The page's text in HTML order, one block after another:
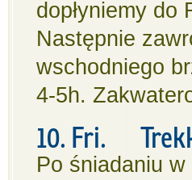
dopłyniemy do
Następnie
wschodniego
4-5h.
10. Fri.
Po śniadaniu